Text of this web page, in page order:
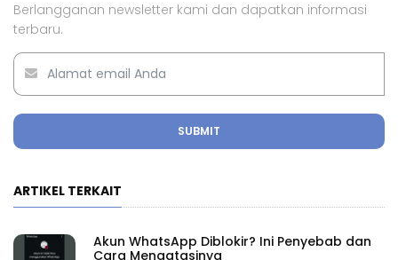
Berlangganan newsletter kami dan dapatkan informasi
terbaru.
SUBMIT
ARTIKEL TERKAIT
Akun WhatsApp Diblokir? Ini Penyebab dan
Cara Mengatasinya